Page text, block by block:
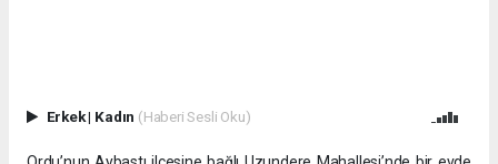
Erkek| Kadın (Haberi Sesli Oku)